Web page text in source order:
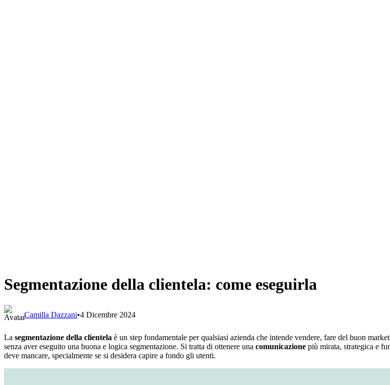
Segmentazione della clientela: come eseguirla
Camilla Dazzani•4 Dicembre 2024
La segmentazione della clientela è un step fondamentale per qualsiasi azienda che intende vendere, fare del buon
senza aver eseguito una buona e logica segmentazione. Si tratta di ottenere una comunicazione più mirata, strategica e
deve mancare, specialmente se si desidera capire a fondo gli utenti.